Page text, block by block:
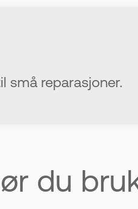
små reparasjoner.
du